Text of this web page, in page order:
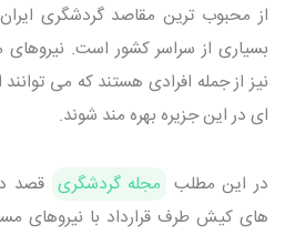
از محبوب ترین مقاصد گردشگری
بسیاری از سراسر کشور است. نیروهای
نیز از جمله افرادی هستند که می
ای در این جزیره بهره مند شوند.
در این مطلب مجله گردشگری قصد
های کیش طرف قرارداد با نیروهای